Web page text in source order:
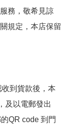
務，敬希見諒
規定，本店保留
到貨款後，本
及以電郵發出
QR code 到門